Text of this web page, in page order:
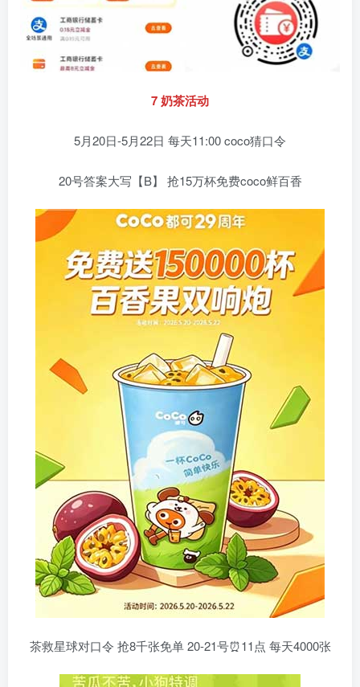
7 奶茶活动
5月20日-5月22日 每天11:00 coco猜口令
20号答案大写【B】 抢15万杯免费coco鲜百香
茶救星球对口令 抢8千张免单 20-21号⏰11点 每天4000张